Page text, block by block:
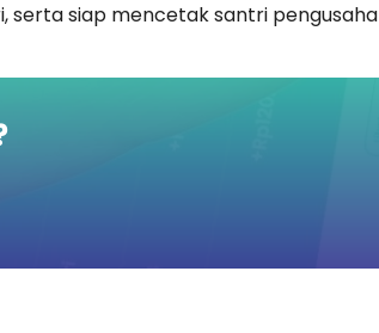
serta siap mencetak santri pengusaha